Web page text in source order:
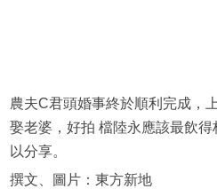
農夫C君頭婚事終於順利完成，
娶老婆，好拍 檔陸永應該最飲
以分享。
撰文、圖片：東方新地